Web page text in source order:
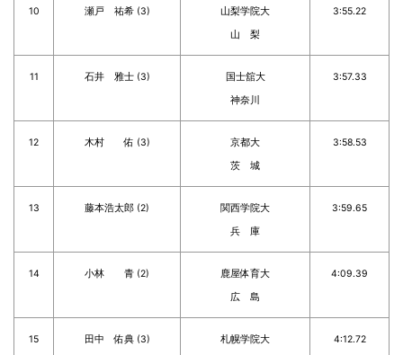
10 瀬戸 祐希 (3)
山梨学院大
山 梨
3:55.22
11 石井 雅士 (3)
国士舘大
神奈川
3:57.33
12 木村 佑 (3)
京都大
茨 城
3:58.53
13 藤本浩太郎 (2)
関西学院大
兵 庫
3:59.65
14 小林 青 (2)
鹿屋体育大
広 島
4:09.39
15 田中 佑典 (3)
札幌学院大
4:12.72